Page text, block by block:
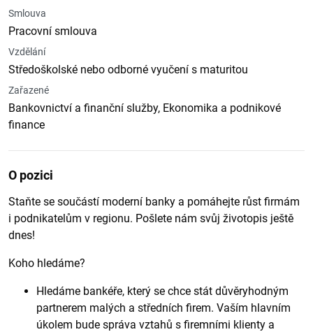
Smlouva
Pracovní smlouva
Vzdělání
Středoškolské nebo odborné vyučení s maturitou
Zařazené
Bankovnictví a finanční služby, Ekonomika a podnikové
finance
O pozici
Staňte se součástí moderní banky a pomáhejte růst firmám
i podnikatelům v regionu. Pošlete nám svůj životopis ještě
dnes!
Koho hledáme?
Hledáme bankéře, který se chce stát důvěryhodným
partnerem malých a středních firem. Vaším hlavním
úkolem bude správa vztahů s firemními klienty a